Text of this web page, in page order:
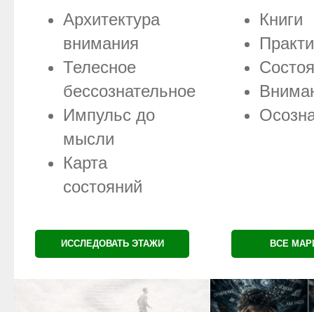
Архитектура
внимания
Телесное
бессознательное
Импульс до
мысли
Карта
состояний
ИССЛЕДОВАТЬ ЭТАЖИ
Книги
ВСЕ